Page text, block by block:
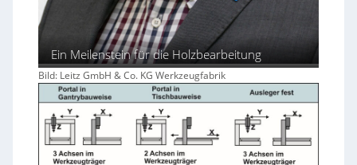
Ein Meilenstein für die Holzbearbeitung
Bild: Leitz GmbH & Co. KG Werkzeugfabrik